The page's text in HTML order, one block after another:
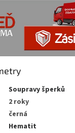
Soupravy šperků
2 roky
černá
Hematit